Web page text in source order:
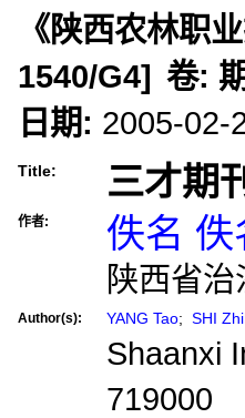
《陕西农林职
1540/G4] 卷:
日期: 2005-02-
Title: 三才期
作者: 佚名 佚
陕西省
Author(s): YANG Tao; SHI
Shaanxi
719000